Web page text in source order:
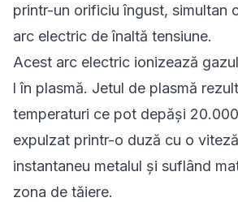
printr-un orificiu îngust, simultan
arc electric de înaltă tensiune.
Acest arc electric ionizează
l în plasmă. Jetul de plasmă
temperaturi ce pot depăși
expulzat printr-o duză cu o
instantaneu metalul și suflând
zona de tăiere.